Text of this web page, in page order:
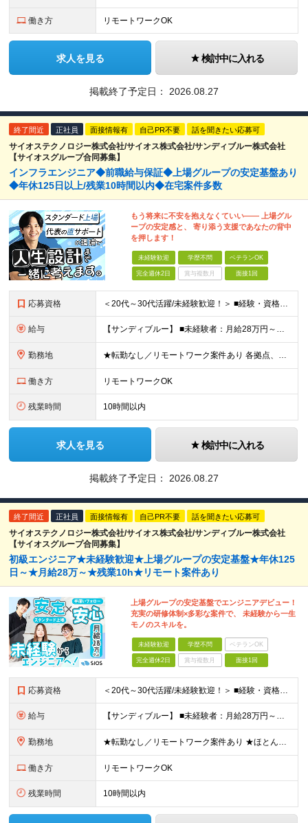
働き方 リモートワークOK
求人を見る 検討中に入れる
掲載終了予定日： 2026.08.27
終了間近 正社員 面接情報有 自己PR不要 話を聞きたい応募可
サイオステクノロジー株式会社/サイオス株式会社/サンディブルー株式会社
【サイオスグループ合同募集】
インフラエンジニア◆前職給与保証◆上場グループの安定基盤あり
◆年休125日以上/残業10時間以内◆在宅案件多数
もう将来に不安を抱えなくていい―― 上場グル
ープの安定感と、 寄り添う支援であなたの背中
を押します！
未経験歓迎 学歴不問 ベテランOK
完全週休2日 賞与複数月 面接1回
応募資格 ＜20代～30代活躍/未経験歓迎！＞ ■経験・資格不問 ■学歴不問 ★「安定環境で長く働きたい」「クラウドスキルを磨きたい」 という方はぜひご応募ください◎
給与 【サンディブルー】 ■未経験者：月給28万円～（固定残業代20h分/3万4392円～含む） ■経験者：月給35万円～80万円（固定残業代20h分/4万6296円～含む） ※入社後半年間は契約社員、正社
勤務地 ★転勤なし／リモートワーク案件あり 各拠点、もしくは案件先のクライアントオフィス、在宅リモート。 ■サイオス・サイオステクノロジー：東京都港区南麻布2-12-3 サイオスビル ■サンディブルー：東
働き方 リモートワークOK
残業時間 10時間以内
求人を見る 検討中に入れる
掲載終了予定日： 2026.08.27
終了間近 正社員 面接情報有 自己PR不要 話を聞きたい応募可
サイオステクノロジー株式会社/サイオス株式会社/サンディブルー株式会社
【サイオスグループ合同募集】
初級エンジニア★未経験歓迎★上場グループの安定基盤★年休125
日～★月給28万～★残業10h★リモート案件あり
上場グループの安定基盤でエンジニアデビュー！
充実の研修体制×多彩な案件で、 未経験から一生
モノのスキルを。
未経験歓迎 学歴不問 ベテランOK
完全週休2日 賞与複数月 面接1回
応募資格 ＜20代～30代活躍/未経験歓迎！＞ ■経験・資格不問 ■学歴不問 ＜このような方にオススメです◎＞ ・安定した上場企業グループでキャリアを築きたい方 ・未経験から手に職をつけたい方 ・周囲とのコミ
給与 【サンディブルー】 ■未経験者：月給28万円～（固定残業代20h分/3万4392円～含む） ■経験者：月給35万円～80万円（固定残業代20h分/4万6296円～含む） ※入社後半年間は契約社員、正社
勤務地 ★転勤なし／リモートワーク案件あり ★ほとんどの社員が在宅制度を利用しています 各拠点、もしくは案件先のクライアントオフィス、在宅リモート。 ■サイオス・サイオステクノロジー：東京都港区南麻布2-
働き方 リモートワークOK
残業時間 10時間以内